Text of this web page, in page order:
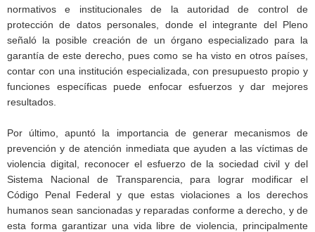
normativos e institucionales de la autoridad de control de
protección de datos personales, donde el integrante del Pleno
señaló la posible creación de un órgano especializado para la
garantía de este derecho, pues como se ha visto en otros países,
contar con una institución especializada, con presupuesto propio y
funciones específicas puede enfocar esfuerzos y dar mejores
resultados.
Por último, apuntó la importancia de generar mecanismos de
prevención y de atención inmediata que ayuden a las víctimas de
violencia digital, reconocer el esfuerzo de la sociedad civil y del
Sistema Nacional de Transparencia, para lograr modificar el
Código Penal Federal y que estas violaciones a los derechos
humanos sean sancionadas y reparadas conforme a derecho, y de
esta forma garantizar una vida libre de violencia, principalmente